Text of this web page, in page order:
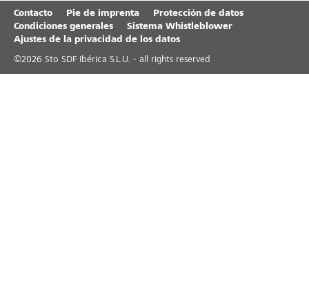
Contacto Pie de imprenta
Protección de datos
Condiciones generales
Sistema Whistleblower
Ajustes de la privacidad de los datos
©2026 Sto SDF Ibérica S.L.U. - all rights reserved